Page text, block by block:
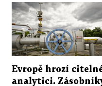
Evropě hrozí
analytici.